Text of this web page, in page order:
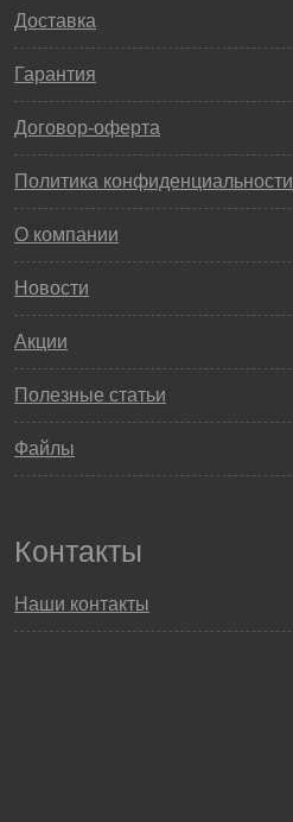
Доставка
Гарантия
Договор-оферта
Политика конфиденциальности
О компании
Новости
Акции
Полезные статьи
Файлы
Контакты
Наши контакты